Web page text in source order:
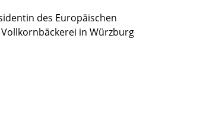
des Europäischen
in Würzburg